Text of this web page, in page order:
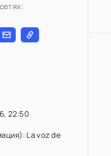
22:50
La voz de